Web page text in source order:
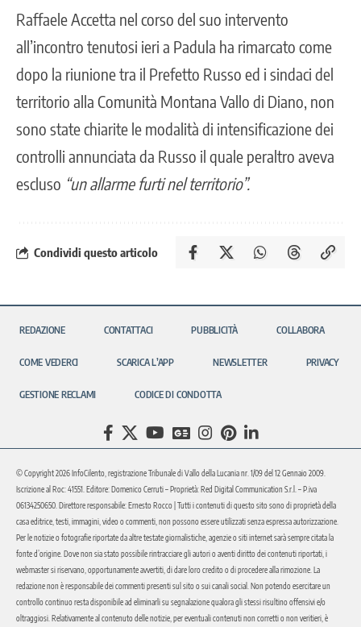
Raffaele Accetta nel corso del suo intervento
all’incontro tenutosi ieri a Padula ha rimarcato come
dopo la riunione tra il Prefetto Russo ed i sindaci del
territorio alla Comunità Montana Vallo di Diano, non
sono state chiarite le modalità di intensificazione dei
controlli annunciata da Russo il quale peraltro aveva
escluso “un allarme furti nel territorio”.
Condividi questo articolo
REDAZIONE CONTATTACI PUBBLICITÀ COLLABORA
COME VEDERCI SCARICA L’APP NEWSLETTER PRIVACY
GESTIONE RECLAMI CODICE DI CONDOTTA
© Copyright 2026 InfoCilento, registrazione Tribunale di Vallo della Lucania nr. 1/09 del 12 Gennaio 2009.
Iscrizione al Roc: 41551. Editore: Domenico Cerruti – Proprietà: Red Digital Communication S.r.l. – P.iva
06134250650. Direttore responsabile: Ernesto Rocco | Tutti i contenuti di questo sito sono di proprietà della
casa editrice, testi, immagini, video o commenti, non possono essere utilizzati senza espressa autorizzazione.
Per le notizie o fotografie riportate da altre testate giornalistiche, agenzie o siti internet sarà sempre citata la
fonte d’origine. Dove non sia stato possibile rintracciare gli autori o aventi diritto dei contenuti riportati, i
webmaster si riservano, opportunamente avvertiti, di dare loro credito o di procedere alla rimozione. La
redazione non è responsabile dei commenti presenti sul sito o sui canali social. Non potendo esercitare un
controllo continuo resta disponibile ad eliminarli su segnalazione qualora gli stessi risultino offensivi e/o
oltraggiosi. Relativamente al contenuto delle notizie, per eventuali contenuti non corretti o non veritieri, è